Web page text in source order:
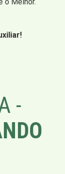
o Melhor.
-